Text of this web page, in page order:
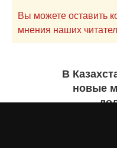
Вы можете оставить
мнения наших
В
новые